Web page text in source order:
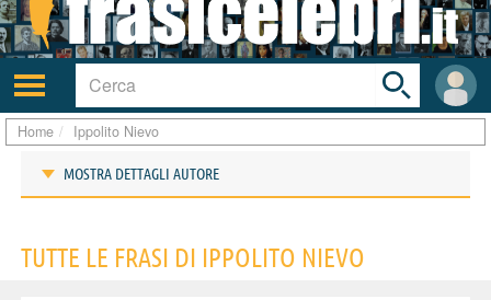
Attiva/disattiva
navigazione
User
area
Toggle
search
bar
Home Ippolito Nievo
MOSTRA DETTAGLI AUTORE
TUTTE LE FRASI DI IPPOLITO NIEVO